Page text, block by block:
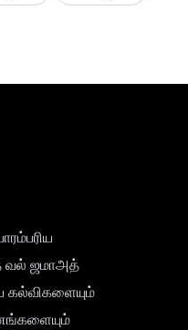
வல் ஜமாஅத்
கல்விகளையும்